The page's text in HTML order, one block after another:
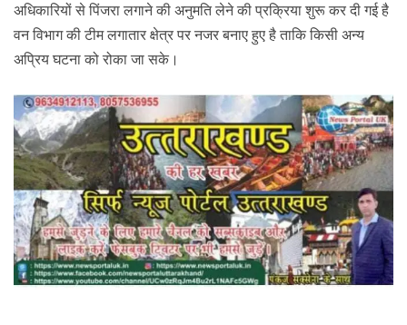
अधिकारियों से पिंजरा लगाने की अनुमति लेने की प्रक्रिया शुरू कर दी गई है
वन विभाग की टीम लगातार क्षेत्र पर नजर बनाए हुए है ताकि किसी अन्य
अप्रिय घटना को रोका जा सके।